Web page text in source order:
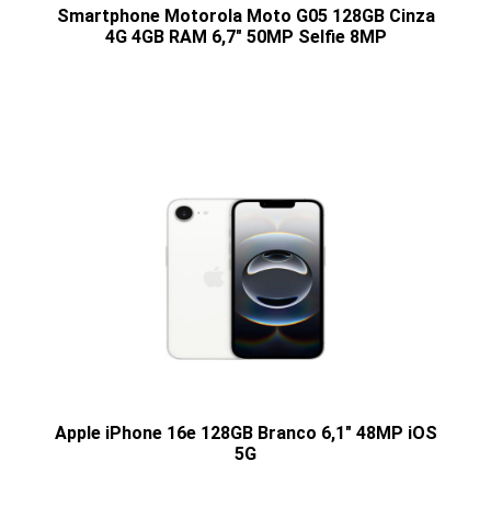
Smartphone Motorola Moto G05 128GB Cinza
4G 4GB RAM 6,7" 50MP Selfie 8MP
Apple iPhone 16e 128GB Branco 6,1" 48MP iOS
5G